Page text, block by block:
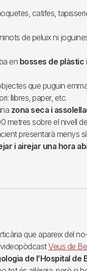
catifes,
de peluix ni
en bosses de plàstic
que puguin
llibres, paper, etc.
zona seca i
metres sobre el nivell
presentarà menys
i airejar una hora
que apareix del
videopòdcastVeus de
de l’Hospital de